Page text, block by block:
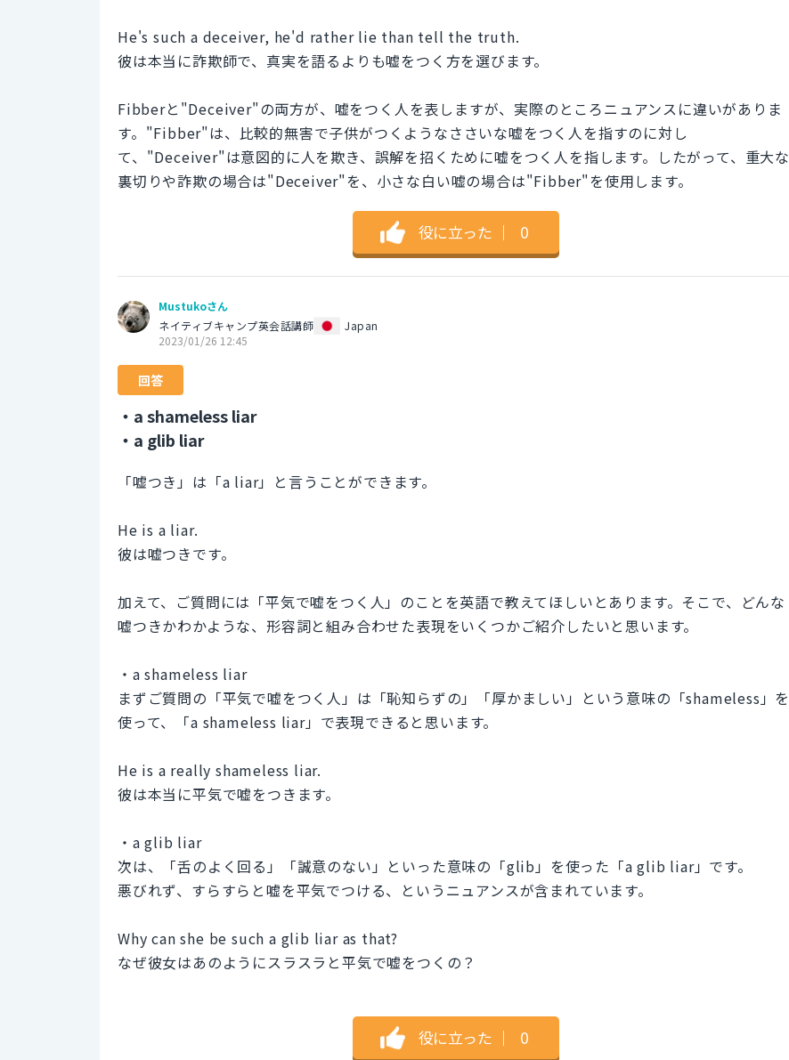
He's such a deceiver, he'd rather lie than tell the truth.
彼は本当に詐欺師で、真実を語るよりも嘘をつく方を選びます。
Fibberと"Deceiver"の両方が、嘘をつく人を表しますが、実際のところニュアンスに違いがありま
す。"Fibber"は、比較的無害で子供がつくようなささいな嘘をつく人を指すのに対し
て、"Deceiver"は意図的に人を欺き、誤解を招くために嘘をつく人を指します。したがって、重大な
裏切りや詐欺の場合は"Deceiver"を、小さな白い嘘の場合は"Fibber"を使用します。
役に立った ｜ 0
Mustukoさん
ネイティブキャンプ英会話講師
Japan
2023/01/26 12:45
回答
・a shameless liar
・a glib liar
「嘘つき」は「a liar」と言うことができます。
He is a liar.
彼は嘘つきです。
加えて、ご質問には「平気で嘘をつく人」のことを英語で教えてほしいとあります。そこで、どんな
嘘つきかわかような、形容詞と組み合わせた表現をいくつかご紹介したいと思います。
・a shameless liar
まずご質問の「平気で嘘をつく人」は「恥知らずの」「厚かましい」という意味の「shameless」を
使って、「a shameless liar」で表現できると思います。
He is a really shameless liar.
彼は本当に平気で嘘をつきます。
・a glib liar
次は、「舌のよく回る」「誠意のない」といった意味の「glib」を使った「a glib liar」です。
悪びれず、すらすらと嘘を平気でつける、というニュアンスが含まれています。
Why can she be such a glib liar as that?
なぜ彼女はあのようにスラスラと平気で嘘をつくの？
役に立った ｜ 0